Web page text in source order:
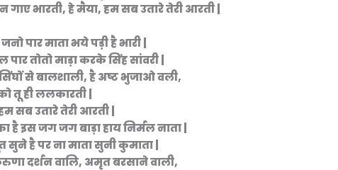
गाए भारती, हे मैया, हम सब उतारे तेरी आरती |
पार माता भये पड़ी है भारी |
पार तोतो माड़ा करके सिंह सांवरी |
से बालशाली, है अष्ट भुजाओ वली,
तू ही ललकारती |
सब उतारे तेरी आरती |
है इस जग जग बाड़ा हाय निर्मल नाता |
है पर ना माता सुनी कुमाता |
दर्शन वालि, अमृत बरसाने वाली,